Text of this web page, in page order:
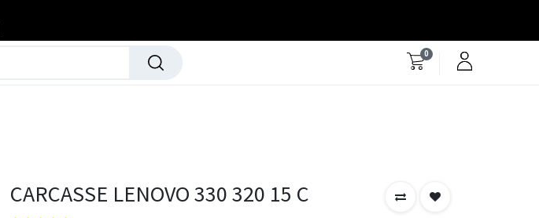
0
CARCASSE LENOVO 330 320 15 C